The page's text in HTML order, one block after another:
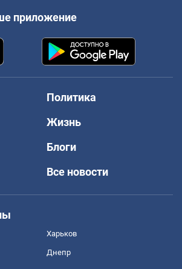
приложение
Политика
Жизнь
Блоги
Все новости
Харьков
Днепр